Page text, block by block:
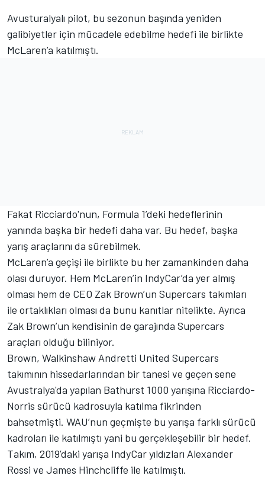
Avusturalyalı pilot, bu sezonun başında yeniden
galibiyetler için mücadele edebilme hedefi ile birlikte
McLaren’a katılmıştı.
Fakat Ricciardo'nun, Formula 1’deki hedeflerinin
yanında başka bir hedefi daha var. Bu hedef, başka
yarış araçlarını da sürebilmek.
McLaren’a geçişi ile birlikte bu her zamankinden daha
olası duruyor. Hem McLaren’in IndyCar’da yer almış
olması hem de CEO Zak Brown’un Supercars takımları
ile ortaklıkları olması da bunu kanıtlar nitelikte. Ayrıca
Zak Brown’un kendisinin de garajında Supercars
araçları olduğu biliniyor.
Brown, Walkinshaw Andretti United Supercars
takımının hissedarlarından bir tanesi ve geçen sene
Avustralya'da yapılan Bathurst 1000 yarışına Ricciardo-
Norris sürücü kadrosuyla katılma fikrinden
bahsetmişti. WAU’nun geçmişte bu yarışa farklı sürücü
kadroları ile katılmıştı yani bu gerçekleşebilir bir hedef.
Takım, 2019’daki yarışa IndyCar yıldızları Alexander
Rossi ve James Hinchcliffe ile katılmıştı.